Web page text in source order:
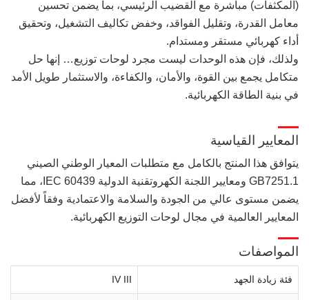
(المكثفات) مباشرة مع القضيب الرئيسي، بما يضمن تحسين
معامل القدرة، وتقليل الفواقد، وخفض تكاليف التشغيل، وتحقيق
أداء كهربائي مستقر ومستدام.
ولذلك، فإن هذه الوحدات ليست مجرد لوحات توزيع… إنها حل
متكامل يجمع بين القوة، والأمان، والكفاءة، والاستثمار طويل الأمد
في بنية الطاقة الكهربائية.
المعايير القياسية
يتوافق هذا المنتج بالكامل مع متطلبات المعيار الوطني الصيني
GB7251.1 ومعايير اللجنة الكهروتقنية الدولية IEC 60439، مما
يضمن مستوى عالي من الجودة والسلامة والاعتمادية وفقاً لأفضل
المعايير العالمية في مجال لوحات التوزيع الكهربائية.
المواصفات
فئة زيادة الجهد IV III